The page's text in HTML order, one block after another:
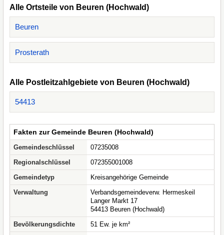
Alle Ortsteile von Beuren (Hochwald)
Beuren
Prosterath
Alle Postleitzahlgebiete von Beuren (Hochwald)
54413
Fakten zur Gemeinde Beuren (Hochwald)
Gemeindeschlüssel
07235008
Regionalschlüssel
072355001008
Gemeindetyp
Kreisangehörige Gemeinde
Verwaltung
Verbandsgemeindeverw. Hermeskeil
Langer Markt 17
54413 Beuren (Hochwald)
Bevölkerungsdichte
51 Ew. je km²